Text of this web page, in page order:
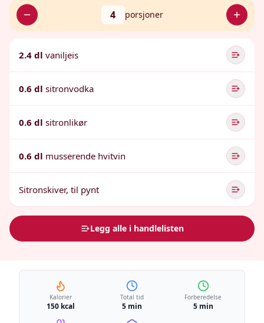
4 porsjoner
2.4 dl vaniljeis
0.6 dl sitronvodka
0.6 dl sitronlikør
0.6 dl musserende hvitvin
Sitronskiver, til pynt
Legg alle i handlelisten
Kalorier
150 kcal
Total tid
5 min
Forberedelse
5 min